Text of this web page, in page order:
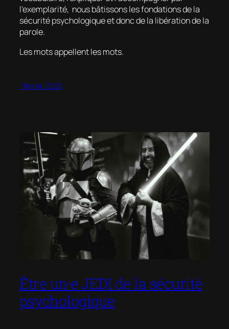
l’exemplarité, nous bâtissons les fondations de la
sécurité psychologique et donc de la libération de la
parole.
Les mots appellent les mots.
1 février 2025
Être un·e JEDI de la sécurité
psychologique